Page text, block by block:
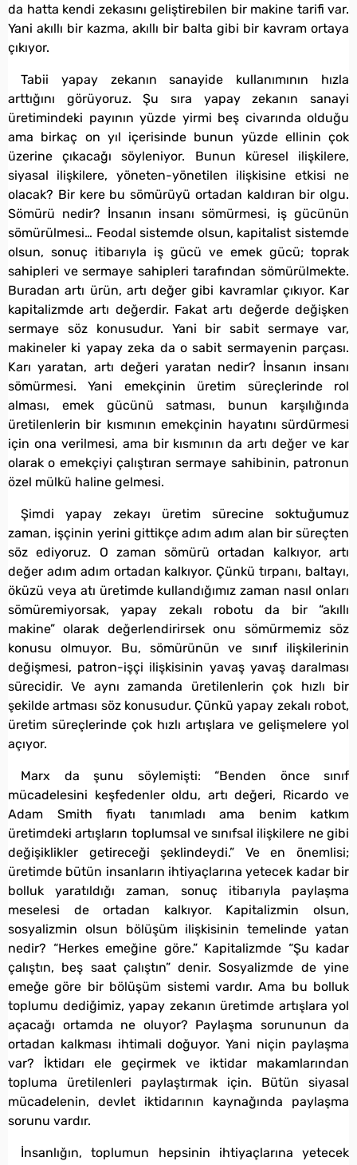
da hatta kendi zekasını geliştirebilen bir makine tarifi var.
Yani akıllı bir kazma, akıllı bir balta gibi bir kavram ortaya
çıkıyor.
Tabii yapay zekanın sanayide kullanımının hızla
arttığını görüyoruz. Şu sıra yapay zekanın sanayi
üretimindeki payının yüzde yirmi beş civarında olduğu
ama birkaç on yıl içerisinde bunun yüzde ellinin çok
üzerine çıkacağı söyleniyor. Bunun küresel ilişkilere,
siyasal ilişkilere, yöneten-yönetilen ilişkisine etkisi ne
olacak? Bir kere bu sömürüyü ortadan kaldıran bir olgu.
Sömürü nedir? İnsanın insanı sömürmesi, iş gücünün
sömürülmesi… Feodal sistemde olsun, kapitalist sistemde
olsun, sonuç itibarıyla iş gücü ve emek gücü; toprak
sahipleri ve sermaye sahipleri tarafından sömürülmekte.
Buradan artı ürün, artı değer gibi kavramlar çıkıyor. Kar
kapitalizmde artı değerdir. Fakat artı değerde değişken
sermaye söz konusudur. Yani bir sabit sermaye var,
makineler ki yapay zeka da o sabit sermayenin parçası.
Karı yaratan, artı değeri yaratan nedir? İnsanın insanı
sömürmesi. Yani emekçinin üretim süreçlerinde rol
alması, emek gücünü satması, bunun karşılığında
üretilenlerin bir kısmının emekçinin hayatını sürdürmesi
için ona verilmesi, ama bir kısmının da artı değer ve kar
olarak o emekçiyi çalıştıran sermaye sahibinin, patronun
özel mülkü haline gelmesi.
Şimdi yapay zekayı üretim sürecine soktuğumuz
zaman, işçinin yerini gittikçe adım adım alan bir süreçten
söz ediyoruz. O zaman sömürü ortadan kalkıyor, artı
değer adım adım ortadan kalkıyor. Çünkü tırpanı, baltayı,
öküzü veya atı üretimde kullandığımız zaman nasıl onları
sömüremiyorsak, yapay zekalı robotu da bir “akıllı
makine” olarak değerlendirirsek onu sömürmemiz söz
konusu olmuyor. Bu, sömürünün ve sınıf ilişkilerinin
değişmesi, patron-işçi ilişkisinin yavaş yavaş daralması
sürecidir. Ve aynı zamanda üretilenlerin çok hızlı bir
şekilde artması söz konusudur. Çünkü yapay zekalı robot,
üretim süreçlerinde çok hızlı artışlara ve gelişmelere yol
açıyor.
Marx da şunu söylemişti: “Benden önce sınıf
mücadelesini keşfedenler oldu, artı değeri, Ricardo ve
Adam Smith fiyatı tanımladı ama benim katkım
üretimdeki artışların toplumsal ve sınıfsal ilişkilere ne gibi
değişiklikler getireceği şeklindeydi.” Ve en önemlisi;
üretimde bütün insanların ihtiyaçlarına yetecek kadar bir
bolluk yaratıldığı zaman, sonuç itibarıyla paylaşma
meselesi de ortadan kalkıyor. Kapitalizmin olsun,
sosyalizmin olsun bölüşüm ilişkisinin temelinde yatan
nedir? “Herkes emeğine göre.” Kapitalizmde “Şu kadar
çalıştın, beş saat çalıştın” denir. Sosyalizmde de yine
emeğe göre bir bölüşüm sistemi vardır. Ama bu bolluk
toplumu dediğimiz, yapay zekanın üretimde artışlara yol
açacağı ortamda ne oluyor? Paylaşma sorununun da
ortadan kalkması ihtimali doğuyor. Yani niçin paylaşma
var? İktidarı ele geçirmek ve iktidar makamlarından
topluma üretilenleri paylaştırmak için. Bütün siyasal
mücadelenin, devlet iktidarının kaynağında paylaşma
sorunu vardır.
İnsanlığın, toplumun hepsinin ihtiyaçlarına yetecek